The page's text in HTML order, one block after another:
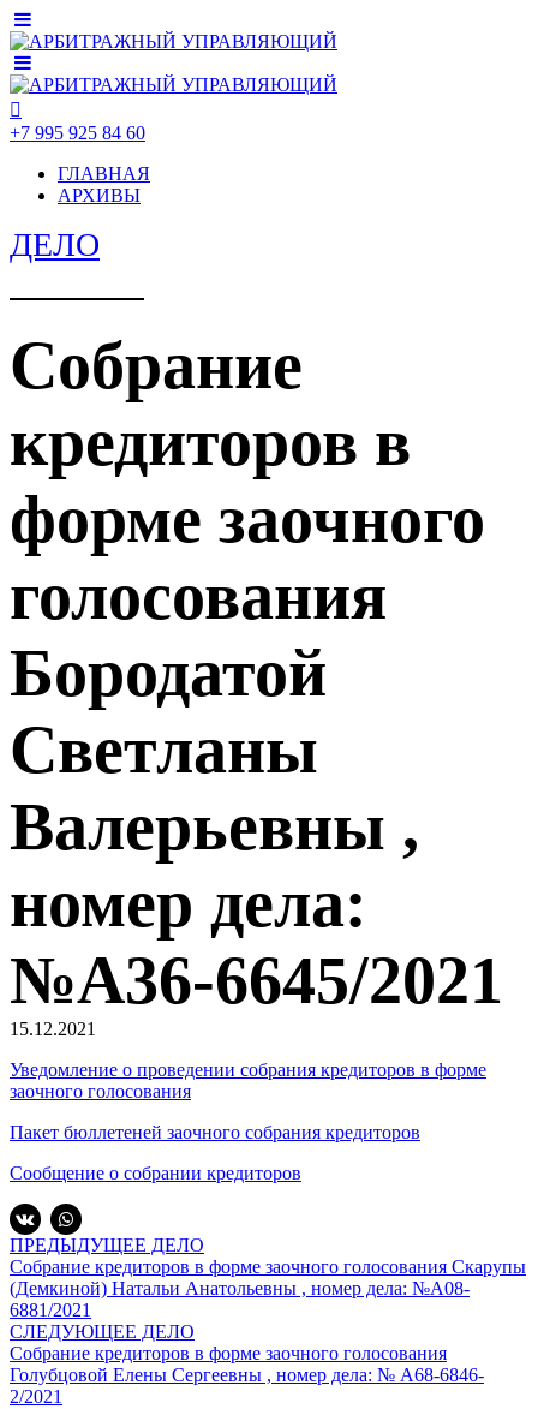
+7 995 925 84 60
ГЛАВНАЯ
АРХИВЫ
ДЕЛО
Собрание
кредиторов в
форме заочного
голосования
Бородатой
Светланы
Валерьевны ,
номер дела:
№А36-6645/2021
15.12.2021
Уведомление о проведении собрания кредиторов в форме
заочного голосования
Пакет бюллетеней заочного собрания кредиторов
Сообщение о собрании кредиторов
ПРЕДЫДУЩЕЕ ДЕЛО
Собрание кредиторов в форме заочного голосования Скарупы
(Демкиной) Натальи Анатольевны , номер дела: №А08-
6881/2021
СЛЕДУЮЩЕЕ ДЕЛО
Собрание кредиторов в форме заочного голосования
Голубцовой Елены Сергеевны , номер дела: № А68-6846-
2/2021